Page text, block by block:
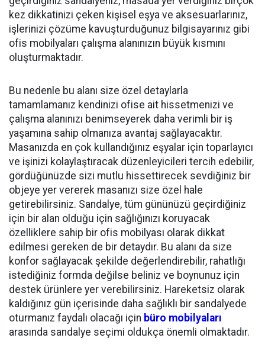
kez dikkatinizi çeken kişisel eşya ve aksesuarlarınız,
işlerinizi çözüme kavuşturduğunuz bilgisayarınız gibi
ofis mobilyaları çalışma alanınızın büyük kısmını
oluşturmaktadır.
Bu nedenle bu alanı size özel detaylarla
tamamlamanız kendinizi ofise ait hissetmenizi ve
çalışma alanınızı benimseyerek daha verimli bir iş
yaşamına sahip olmanıza avantaj sağlayacaktır.
Masanızda en çok kullandığınız eşyalar için toparlayıcı
ve işinizi kolaylaştıracak düzenleyicileri tercih edebilir,
gördüğünüzde sizi mutlu hissettirecek sevdiğiniz bir
objeye yer vererek masanızı size özel hale
getirebilirsiniz. Sandalye, tüm gününüzü geçirdiğiniz
için bir alan olduğu için sağlığınızı koruyacak
özelliklere sahip bir ofis mobilyası olarak dikkat
edilmesi gereken de bir detaydır. Bu alanı da size
konfor sağlayacak şekilde değerlendirebilir, rahatlığı
istediğiniz formda değilse beliniz ve boynunuz için
destek ürünlere yer verebilirsiniz. Hareketsiz olarak
kaldığınız gün içerisinde daha sağlıklı bir sandalyede
oturmanız faydalı olacağı için büro mobilyaları
arasında sandalye seçimi oldukça önemli olmaktadır.